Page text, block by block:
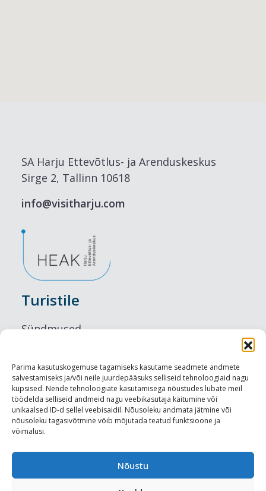
Parima kasutuskogemuse tagamiseks kasutame seadmete andmete
salvestamiseks ja/või neile juurdepääsuks selliseid tehnoloogiaid nagu
küpsised. Nende tehnoloogiate kasutamisega nõustudes lubate meil
töödelda selliseid andmeid nagu veebikasutaja käitumine või
unikaalsed ID-d sellel veebisaidil. Nõusoleku andmata jätmine või
nõusoleku tagasivõtmine võib mõjutada teatud funktsioone ja
võimalusi.
Nõustu
SA Harju Ettevõtlus- ja Arenduskeskus
Sirge 2, Tallinn 10618
info@visitharju.com
Turistile
Sündmused
Maitseelamused
Vaatamisväärsused
Visit Tallinn
Turismiprofessionaalile